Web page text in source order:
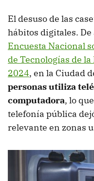
El desuso de las
hábitos digitales. De
Encuesta Nacional
de Tecnologías de
2024, en la Ciudad
personas utiliza
computadora, lo
telefonía pública
relevante en zonas